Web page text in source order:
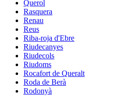
Querol
Rasquera
Renau
Reus
Riba-roja d'Ebre
Riudecanyes
Riudecols
Riudoms
Rocafort de Queralt
Roda de Berà
Rodonyà